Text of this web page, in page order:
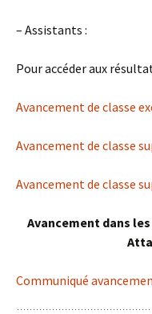
– Assistants :
Pour accéder aux
Avancement de classe
Avancement de classe
Avancement de classe
Avancement dans
Communiqué